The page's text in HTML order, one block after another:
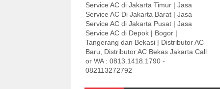
Service AC di Jakarta Timur | Jasa
Service AC Di Jakarta Barat | Jasa
Service AC di Jakarta Pusat | Jasa
Service AC di Depok | Bogor |
Tangerang dan Bekasi | Distributor AC
Baru, Distributor AC Bekas Jakarta Call
or WA : 0813.1418.1790 -
082113272792